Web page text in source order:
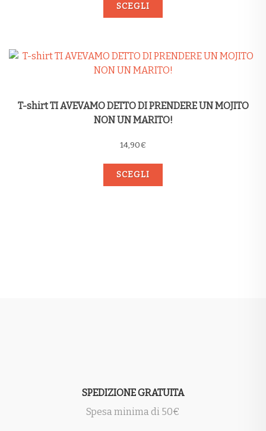
SCEGLI
T-shirt TI AVEVAMO DETTO DI PRENDERE UN MOJITO
NON UN MARITO!
14,90€
SCEGLI
SPEDIZIONE GRATUITA
Spesa minima di 50€